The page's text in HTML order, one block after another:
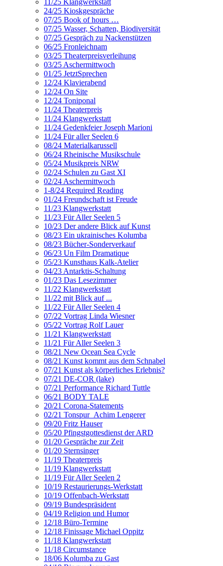
11/25 Klangwerkstatt
24/25 Kioskgespräche
07/25 Book of hours …
07/25 Wasser, Schatten, Biodiversität
07/25 Gespräch zu Nackenstützen
06/25 Fronleichnam
03/25 Theaterpreisverleihung
03/25 Aschermittwoch
01/25 JetztSprechen
12/24 Klavierabend
12/24 On Site
12/24 Toniponal
11/24 Theaterpreis
11/24 Klangwerkstatt
11/24 Gedenkfeier Joseph Marioni
11/24 Für aller Seelen 6
08/24 Materialkarussell
06/24 Rheinische Musikschule
05/24 Musikpreis NRW
02/24 Schulen zu Gast XI
02/24 Aschermittwoch
1-8/24 Required Reading
01/24 Freundschaft ist Freude
11/23 Klangwerkstatt
11/23 Für Aller Seelen 5
10/23 Der andere Blick auf Kunst
08/23 Ein ukrainisches Kolumba
08/23 Bücher-Sonderverkauf
06/23 Un Film Dramatique
05/23 Kunsthaus Kalk-Atelier
04/23 Antarktis-Schaltung
01/23 Das Lesezimmer
11/22 Klangwerkstatt
11/22 mit Blick auf ...
11/22 Für Aller Seelen 4
07/22 Vortrag Linda Wiesner
05/22 Vortrag Rolf Lauer
11/21 Klangwerkstatt
11/21 Für Aller Seelen 3
08/21 New Ocean Sea Cycle
08/21 Kunst kommt aus dem Schnabel
07/21 Kunst als körperliches Erlebnis?
07/21 DE-COR (lake)
07/21 Performance Richard Tuttle
06/21 BODY TALE
20/21 Corona-Statements
02/21 Tonspur_Achim Lengerer
09/20 Fritz Hauser
05/20 Pfingstgottesdienst der ARD
01/20 Gespräche zur Zeit
01/20 Sternsinger
11/19 Theaterpreis
11/19 Klangwerkstatt
11/19 Für Aller Seelen 2
10/19 Restaurierungs-Werkstatt
10/19 Offenbach-Werkstatt
09/19 Bundespräsident
04/19 Religion und Humor
12/18 Büro-Termine
12/18 Finissage Michael Oppitz
11/18 Klangwerkstatt
11/18 Circumstance
18/06 Kolumba zu Gast